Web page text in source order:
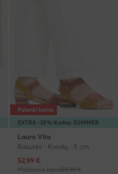
EXTRA -25% Kodas: SUMMER
Palanki kaina
Laura Vita
Basutės · Koralų · 5 cm
Dabartinė kaina
52,99 €
Mažiausia kaina59,99 €